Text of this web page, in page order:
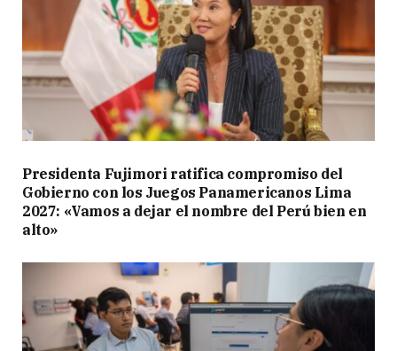
Presidenta Fujimori ratifica compromiso del
Gobierno con los Juegos Panamericanos Lima
2027: «Vamos a dejar el nombre del Perú bien en
alto»